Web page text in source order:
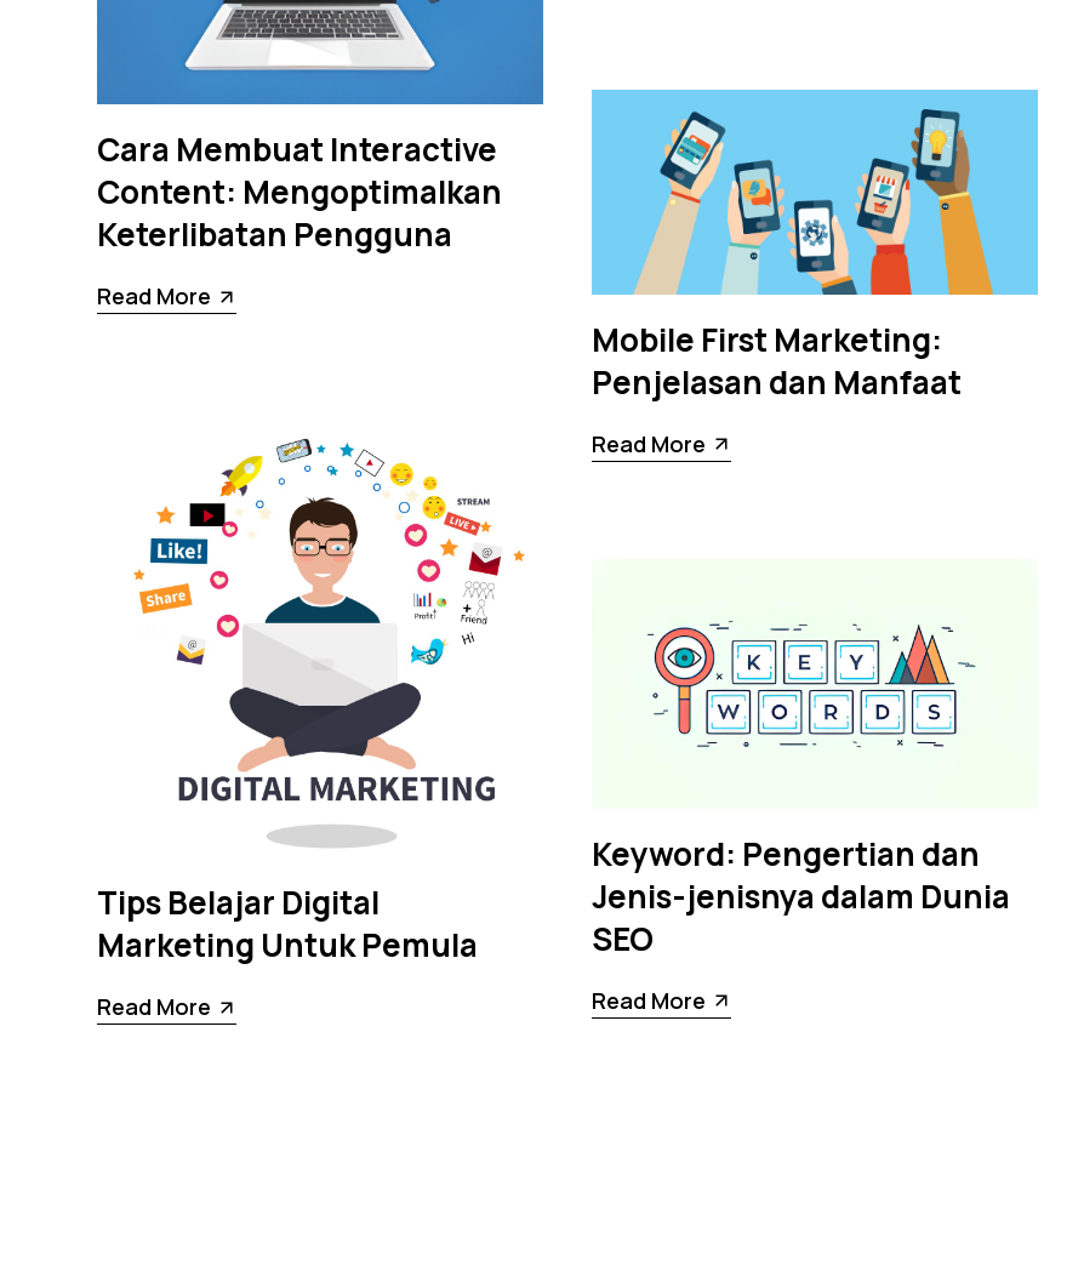
Cara Membuat Interactive
Content: Mengoptimalkan
Keterlibatan Pengguna
Read More
Mobile First Marketing:
Penjelasan dan Manfaat
Read More
Tips Belajar Digital
Marketing Untuk Pemula
Read More
Keyword: Pengertian dan
Jenis-jenisnya dalam Dunia
SEO
Read More